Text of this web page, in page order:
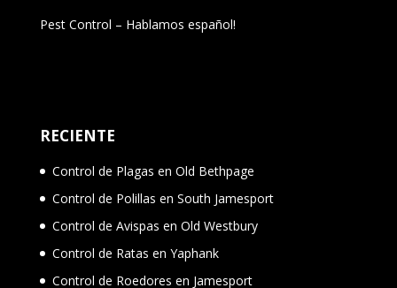
Pest Control – Hablamos español!
RECIENTE
Control de Plagas en Old Bethpage
Control de Polillas en South Jamesport
Control de Avispas en Old Westbury
Control de Ratas en Yaphank
Control de Roedores en Jamesport